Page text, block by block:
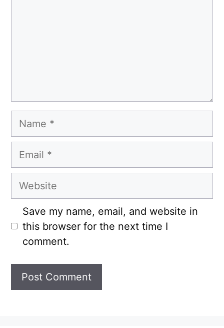
Name
Email
Website
Save my name, email, and website in
this browser for the next time I
comment.